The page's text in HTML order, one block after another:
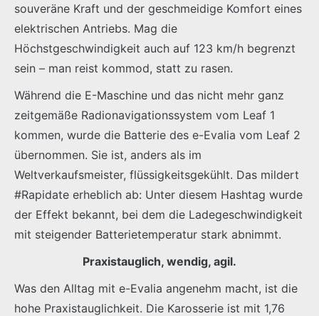
souveräne Kraft und der geschmeidige Komfort eines
elektrischen Antriebs. Mag die
Höchstgeschwindigkeit auch auf 123 km/h begrenzt
sein – man reist kommod, statt zu rasen.
Während die E-Maschine und das nicht mehr ganz
zeitgemäße Radionavigationssystem vom Leaf 1
kommen, wurde die Batterie des e-Evalia vom Leaf 2
übernommen. Sie ist, anders als im
Weltverkaufsmeister, flüssigkeitsgekühlt. Das mildert
#Rapidate erheblich ab: Unter diesem Hashtag wurde
der Effekt bekannt, bei dem die Ladegeschwindigkeit
mit steigender Batterietemperatur stark abnimmt.
Praxistauglich, wendig, agil.
Was den Alltag mit e-Evalia angenehm macht, ist die
hohe Praxistauglichkeit. Die Karosserie ist mit 1,76